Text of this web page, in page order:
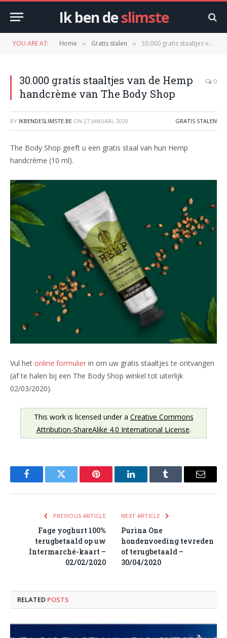
Ik ben deslimste
YOU ARE AT: Home » Gratis stalen » 30.000 gratis staaltjes van de Hemp handcrème van The Body Shop
30.000 gratis staaltjes van de Hemp
handcrème van The Body Shop
0
BY IKBENDESLIMSTE.BE ON 27 JANUARI, 2020 GRATIS STALEN
The Body Shop geeft u een gratis staal van hun Hemp
handcrème (10 ml).
Vul het online formulier in om uw gratis staaltjes te ontvangen
(af te halen bij een The Body Shop winkel tot uiterlijk
02/03/2020).
This work is licensed under a Creative Commons
Attribution-ShareAlike 4.0 International License.
FacebookTwitter Pinterest LinkedInTumblr Email
PREVIOUS ARTICLE
Fage yoghurt 100%
terugbetaald op uw
Intermarché-kaart –
02/02/2020
NEXT ARTICLE
Purina One
hondenvoeding tevreden
of terugbetaald –
30/04/2020
RELATED POSTS